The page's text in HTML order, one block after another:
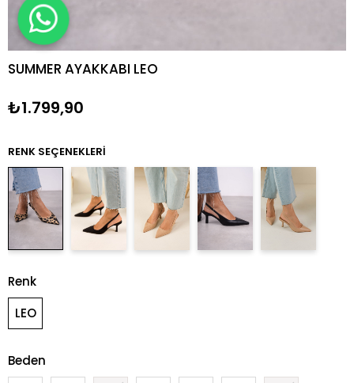
SUMMER AYAKKABI LEO
₺1.799,90
RENK SEÇENEKLERI
Renk
LEO
Beden